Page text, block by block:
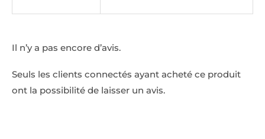
Il n’y a pas encore d’avis.
Seuls les clients connectés ayant acheté ce produit
ont la possibilité de laisser un avis.